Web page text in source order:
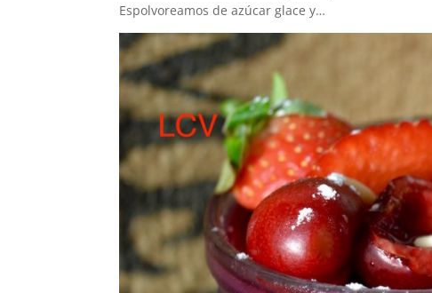
Espolvoreamos de azúcar glace y…